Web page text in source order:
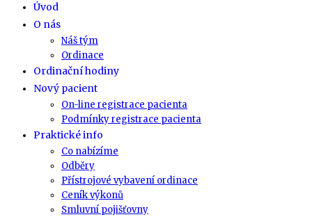
Úvod
O nás
Náš tým
Ordinace
Ordinační hodiny
Nový pacient
On-line registrace pacienta
Podmínky registrace pacienta
Praktické info
Co nabízíme
Odběry
Přístrojové vybavení ordinace
Ceník výkonů
Smluvní pojišťovny